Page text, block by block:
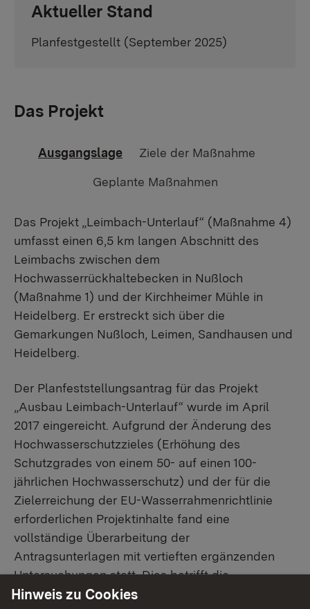
Aktueller Stand
Planfestgestellt (September 2025)
Das Projekt
Ausgangslage
Ziele der Maßnahme
Geplante Maßnahmen
Das Projekt „Leimbach-Unterlauf“ (Maßnahme 4)
umfasst einen 6,5 km langen Abschnitt des
Leimbachs zwischen dem
Hochwasserrückhaltebecken in Nußloch
(Maßnahme 1) und der Kirchheimer Mühle in
Heidelberg. Er erstreckt sich über die
Gemarkungen Nußloch, Leimen, Sandhausen und
Heidelberg.
Der Planfeststellungsantrag für das Projekt
„Ausbau Leimbach-Unterlauf“ wurde im April
2017 eingereicht. Aufgrund der Änderung des
Hochwasserschutzzieles (Erhöhung des
Schutzgrades von einem 50- auf einen 100-
jährlichen Hochwasserschutz) und der für die
Zielerreichung der EU-Wasserrahmenrichtlinie
erforderlichen Projektinhalte fand eine
vollständige Überarbeitung der
Antragsunterlagen mit vertieften ergänzenden
Untersuchungen statt. Dies betrifft die
Wasserbauplanung sowie die gesamte
Hinweis zu Cookies